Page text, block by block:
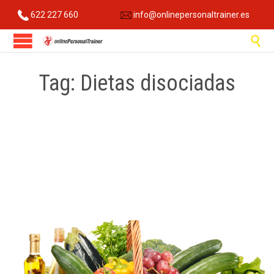
622 227 660 info@onlinepersonaltrainer.es

Tag: Dietas disociadas